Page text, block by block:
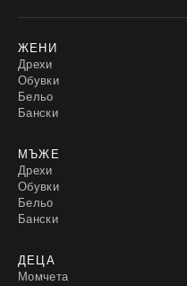
ЖЕНИ
Дрехи
Обувки
Бельо
Бански
МЪЖЕ
Дрехи
Обувки
Бельо
Бански
ДЕЦА
Момчета